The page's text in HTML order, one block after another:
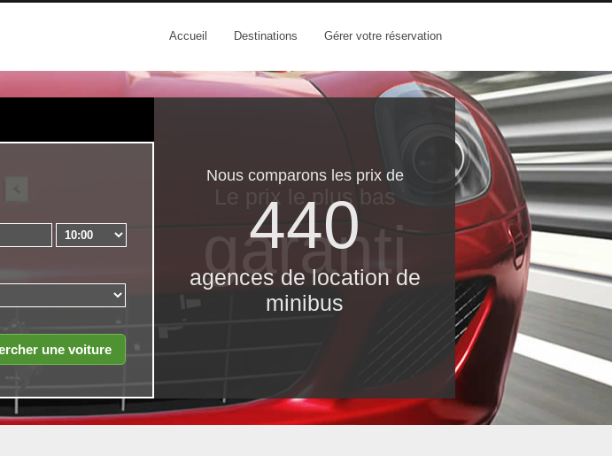
Accueil Destinations Gérer votre réservation
Nous comparons les prix de
440
agences de location de
minibus
Le prix le​ plus bas
garanti